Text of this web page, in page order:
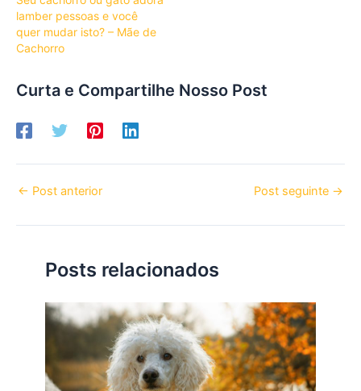
lamber pessoas e você
quer mudar isto? – Mãe de
Cachorro
Curta e Compartilhe Nosso Post
← Post anterior Post seguinte →
Posts relacionados